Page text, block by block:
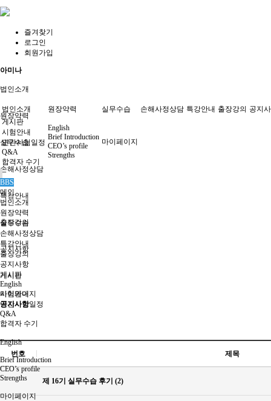
즐겨찾기
로그인
회원가입
아미나
법인소개
원장약력
실무수습
손해사정상담
특강안내
출장강의
공지사항
게시판
시험안내
연간시험일정
Q&A
합격자 수기
English
Brief Introduction
CEO’s profile
Strengths
마이페이지
법인소개 원장약력 실무수습 손해사정상담 특강안내 출장강의 공지
게시판
시험안내
연간시험일정
Q&A
합격자 수기
English
Brief Introduction
CEO’s profile
Strengths
마이페이지
BBS
메인
법인소개
원장약력
실무수습
손해사정상담
특강안내
출장강의
공지사항
게시판
English
마이페이지
공지사항
번호 제목
제 16기 실무수습 후기 (2)